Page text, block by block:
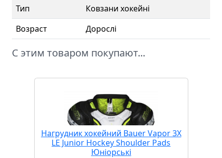
Тип
Ковзани хокейні
Возраст
Дорослі
С этим товаром покупают...
Нагрудник хокейний Bauer Vapor 3X
LE Junior Hockey Shoulder Pads
Юніорські